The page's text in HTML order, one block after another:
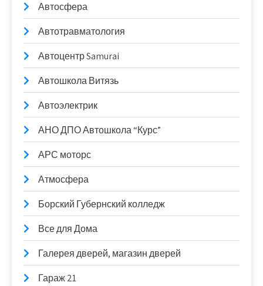
Автосфера
Автотравматология
Автоцентр Samurai
Автошкола Витязь
Автоэлектрик
АНО ДПО Автошкола “Курс”
АРС моторс
Атмосфера
Борский Губернский колледж
Все для Дома
Галерея дверей, магазин дверей
Гараж 21